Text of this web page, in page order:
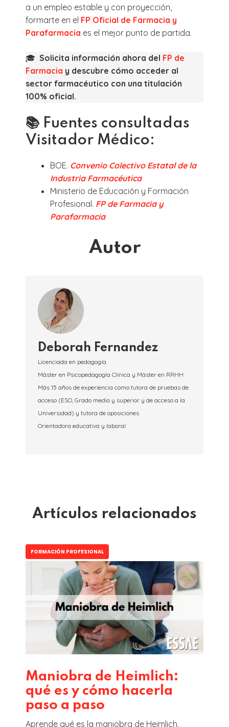
a un empleo estable y con proyección,
formarte en el FP Oficial de Farmacia y
Parafarmacia es el mejor punto de partida.
🎓 ​ ​ Solicita información ahora del FP de
Farmacia y descubre cómo acceder al
sector farmacéutico con una titulación
100% oficial.
📚 Fuentes consultadas
Visitador Médico:
BOE. Convenio Colectivo Estatal de la
Industria Farmacéutica
Ministerio de Educación y Formación
Profesional. FP de Farmacia y
Parafarmacia
Autor
Deborah Fernandez
Licenciada en pedagogía
Máster en Psicopedagogía Clínica y Máster en RRHH
Más 15 años de experiencia como tutora de pruebas de
acceso (ESO, Grado medio y superior y de acceso a la
Universidad) y tutora de oposiciones
Orientadora educativa y laboral
Artículos relacionados
FORMACIÓN PROFESIONAL
Maniobra de Heimlich:
qué es y cómo hacerla
paso a paso
Aprende qué es la maniobra de Heimlich,